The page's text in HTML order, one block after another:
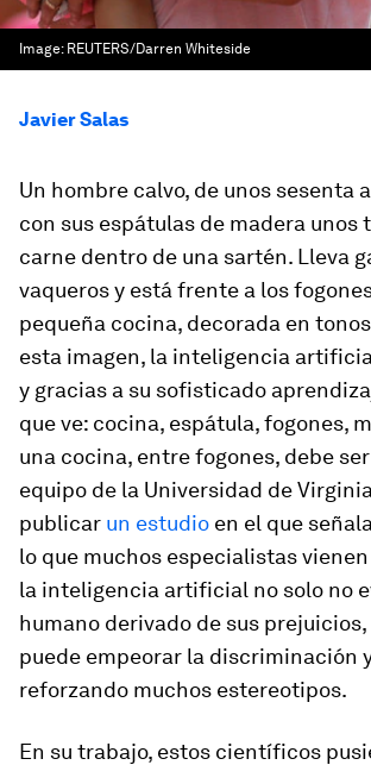
Image: REUTERS/Darren Whiteside
Javier Salas
Un hombre calvo, de unos sesenta
con sus espátulas de madera unos
carne dentro de una sartén. Lleva
vaqueros y está frente a los
pequeña cocina, decorada en
esta imagen, la inteligencia
y gracias a su sofisticado
que ve: cocina, espátula, fogones,
una cocina, entre fogones, debe
equipo de la Universidad de
publicar un estudio en el que
lo que muchos especialistas
la inteligencia artificial no solo no
humano derivado de sus
puede empeorar la discriminación
reforzando muchos estereotipos.
En su trabajo, estos científicos